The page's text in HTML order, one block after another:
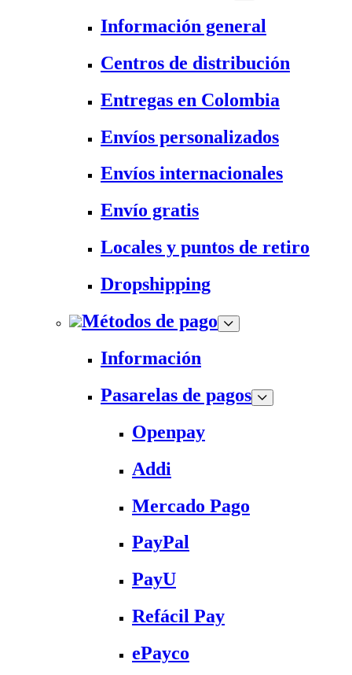
Información general
Centros de distribución
Entregas en Colombia
Envíos personalizados
Envíos internacionales
Envío gratis
Locales y puntos de retiro
Dropshipping
Métodos de pago
Información
Pasarelas de pagos
Openpay
Addi
Mercado Pago
PayPal
PayU
Refácil Pay
ePayco